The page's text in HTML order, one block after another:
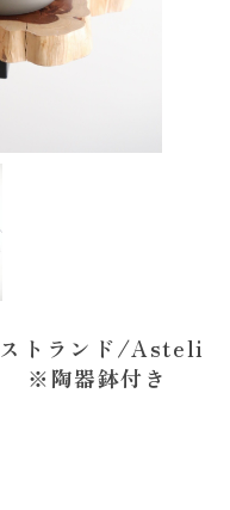
トランド/Asteli
※陶器鉢付き